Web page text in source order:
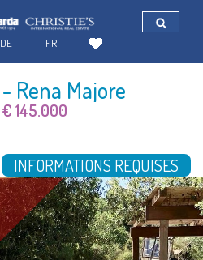
- Rena Majore
€ 145.000
INFORMATIONS REQUISES
FR
DE